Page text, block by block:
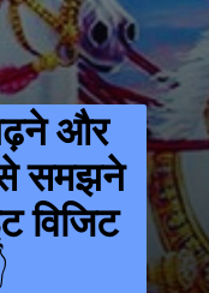
और
से समझने
विजिट